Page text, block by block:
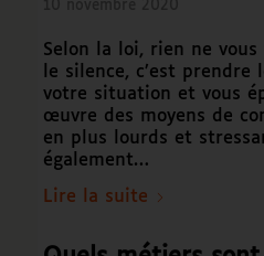
Selon la loi, rien ne
le silence, c’est prendre
votre situation et vous
œuvre des moyens de
en plus lourds et
également…
Lire la suite